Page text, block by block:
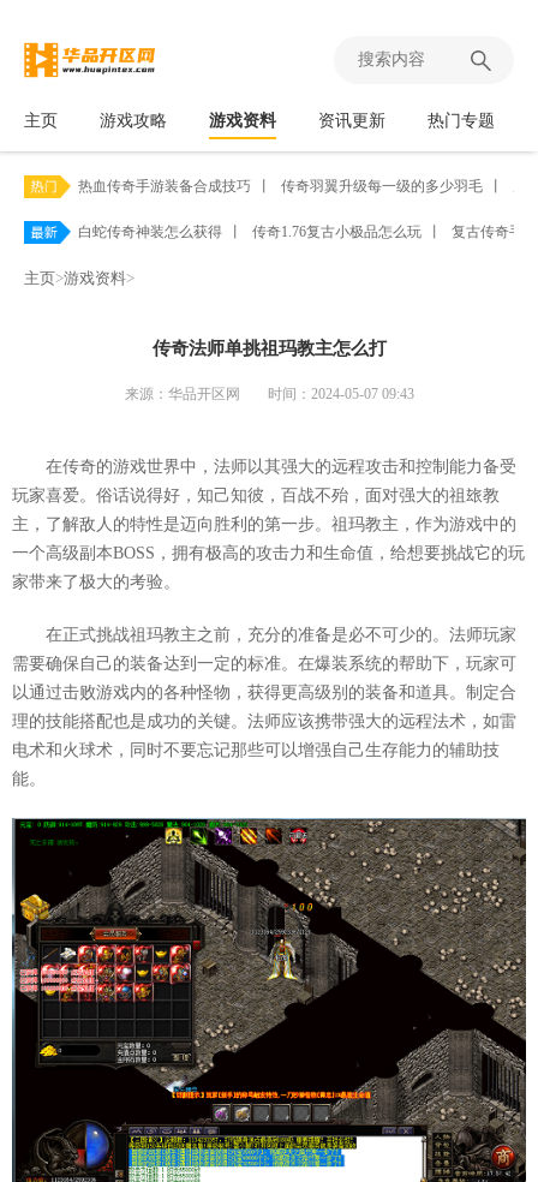
主页 游戏攻略 游戏资料 资讯更新 热门专题
热血传奇手游装备合成技巧 传奇羽翼升级每一级的多少羽毛
白蛇传奇神装怎么获得 传奇1.76复古小极品怎么玩 复古传奇手
主页>游戏资料>
传奇法师单挑祖玛教主怎么打
来源：华品开区网 时间：2024-05-07 09:43
在传奇的游戏世界中，法师以其强大的远程攻击和控制能力备受
玩家喜爱。俗话说得好，知己知彼，百战不殆，面对强大的祖玈教
主，了解敌人的特性是迈向胜利的第一步。祖玛教主，作为游戏中的
一个高级副本BOSS，拥有极高的攻击力和生命值，给想要挑战它的玩
家带来了极大的考验。
在正式挑战祖玛教主之前，充分的准备是必不可少的。法师玩家
需要确保自己的装备达到一定的标准。在爆装系统的帮助下，玩家可
以通过击败游戏内的各种怪物，获得更高级别的装备和道具。制定合
理的技能搭配也是成功的关键。法师应该携带强大的远程法术，如雷
电术和火球术，同时不要忘记那些可以增强自己生存能力的辅助技
能。